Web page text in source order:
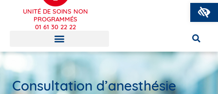
UNITÉ DE SOINS NON
PROGRAMMÉS
01 61 30 22 22
Consultation d’anesthésie